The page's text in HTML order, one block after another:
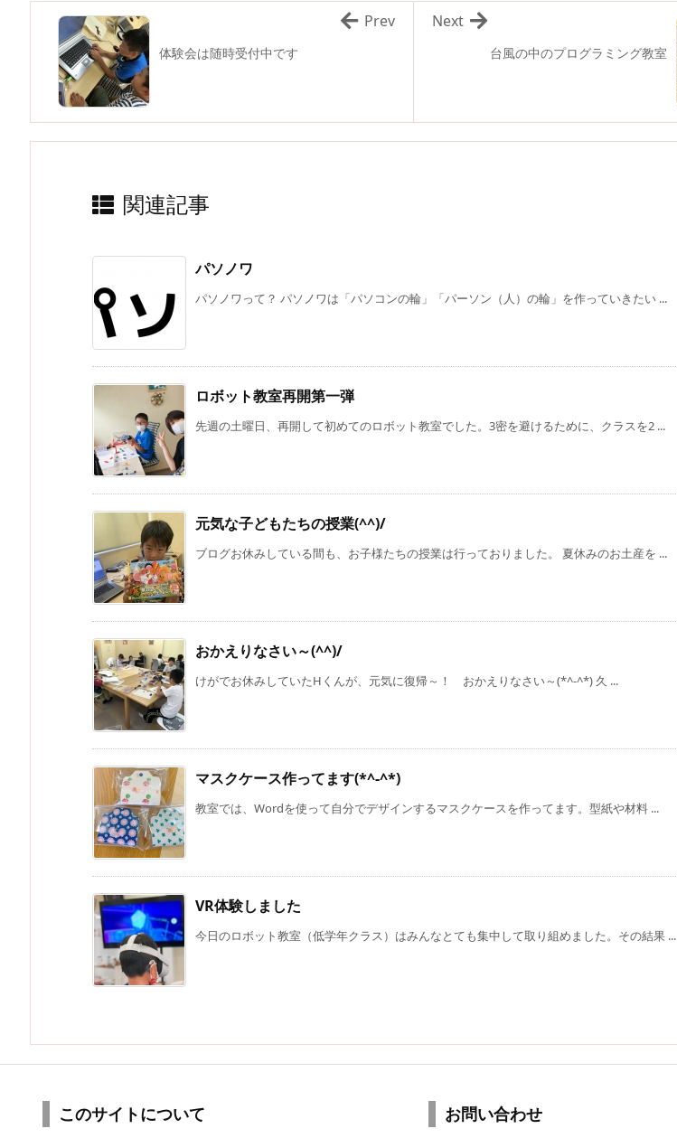
台風の中のプログラミング教室
Next
体験会は随時受付中です
Prev
関連記事
パソノワ
パソノワって？ パソノワは「パソコンの輪」「パーソン（人）の輪」を作っていきたい ...
ロボット教室再開第一弾
先週の土曜日、再開して初めてのロボット教室でした。3密を避けるために、クラスを2 ...
元気な子どもたちの授業(^^)/
ブログお休みしている間も、お子様たちの授業は行っておりました。 夏休みのお土産を ...
おかえりなさい～(^^)/
けがでお休みしていたHくんが、元気に復帰～！ おかえりなさい～(*^-^*) 久 ...
マスクケース作ってます(*^-^*)
教室では、Wordを使って自分でデザインするマスクケースを作ってます。型紙や材料 ...
VR体験しました
今日のロボット教室（低学年クラス）はみんなとても集中して取り組めました。その結果 ...
このサイトについて お問い合わせ